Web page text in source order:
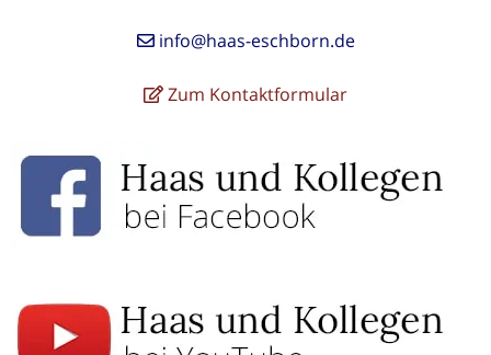
info@haas-eschborn.de
Zum Kontaktformular